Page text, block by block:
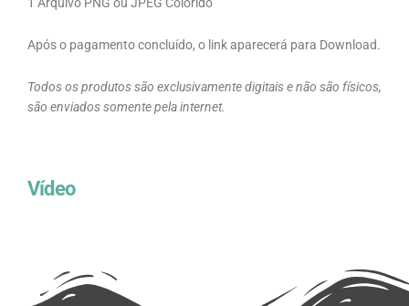
Após o pagamento concluído, o link aparecerá para Download.
Todos os produtos são exclusivamente digitais e não são físicos,
são enviados somente pela internet.
Vídeo